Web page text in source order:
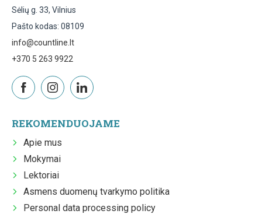
Sėlių g. 33, Vilnius
Pašto kodas: 08109
info@countline.lt
+370 5 263 9922
REKOMENDUOJAME
Apie mus
Mokymai
Lektoriai
Asmens duomenų tvarkymo politika
Personal data processing policy